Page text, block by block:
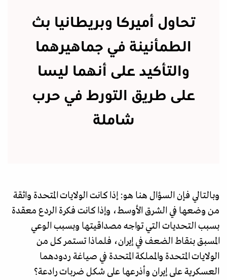
تحاول أميركا وبريطانيا بث
الطمأنينة في جماهيرهما
والتأكيد على أنهما ليسا
على طريق التورط في حرب
شاملة
وبالتالي فإن السؤال هنا هو: إذا كانت الولايات المتحدة واثقة
من وضعها في الشرق الأوسط، وإذا كانت فكرة الردع معقدة
بسبب التحديات التي تواجه مصداقيتها وبسبب الوعي
المسبق بنقاط الضعف في إيران، فلماذا تستمر كل من
الولايات المتحدة والمملكة المتحدة في صياغة ردودهما
العسكرية على إيران وأذرعها على شكل ضربات رادعة؟